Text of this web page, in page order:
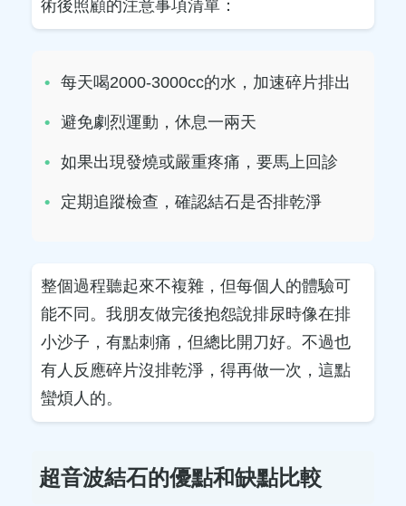
術後照顧的注意事項清單：
每天喝2000-3000cc的水，加速碎片排出
避免劇烈運動，休息一兩天
如果出現發燒或嚴重疼痛，要馬上回診
定期追蹤檢查，確認結石是否排乾淨
整個過程聽起來不複雜，但每個人的體驗可
能不同。我朋友做完後抱怨說排尿時像在排
小沙子，有點刺痛，但總比開刀好。不過也
有人反應碎片沒排乾淨，得再做一次，這點
蠻煩人的。
超音波結石的優點和缺點比較